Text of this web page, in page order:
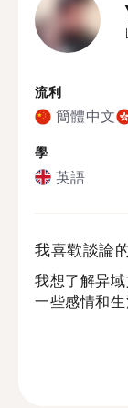
流利
簡體中文
學
英語
我喜歡談論
我想了解异
一些感情和生